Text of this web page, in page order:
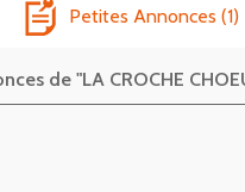
Petites Annonces 1
de "LA CROCHE